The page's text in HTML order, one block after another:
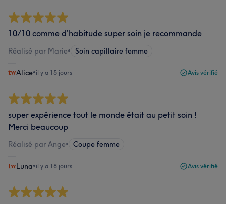
10/10 comme d’habitude super soin je recommande
Réalisé par Marie• Soin capillaire femme
Alice•il y a 15 jours Avis vérifié
super expérience tout le monde était au petit soin !
Merci beaucoup
Réalisé par Ange• Coupe femme
Luna•il y a 18 jours Avis vérifié